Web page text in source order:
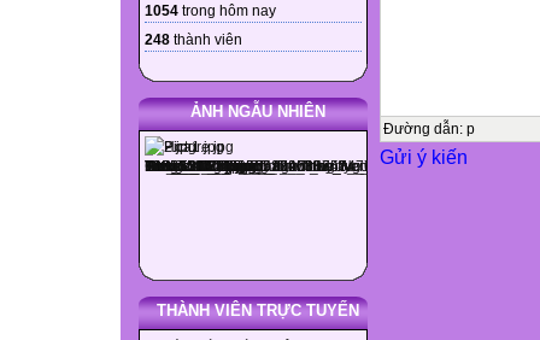
1054 trong hôm nay
248 thành viên
ẢNH NGẪU NHIÊN
THÀNH VIÊN TRỰC TUYẾN
I. TRẮC
Thí sinh chọn
Đường dẫn: p
Gửi ý kiến